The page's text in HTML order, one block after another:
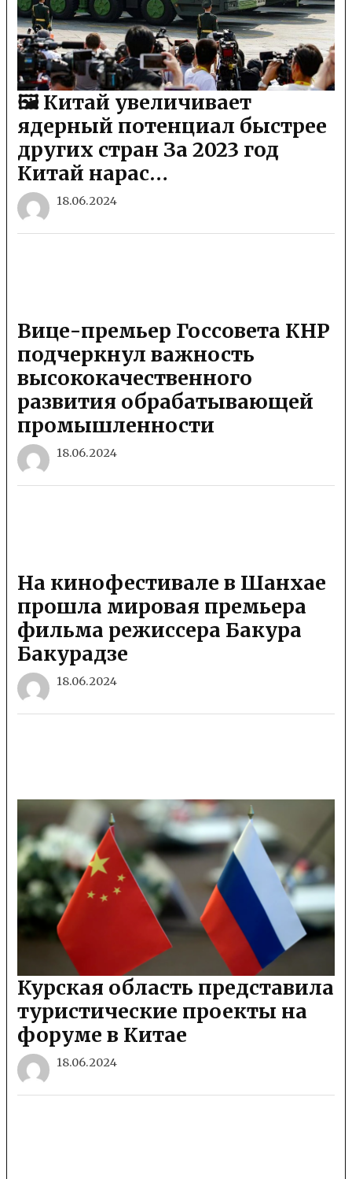
🖼 Китай увеличивает
ядерный потенциал быстрее
других стран За 2023 год
Китай нарас…
18.06.2024
Вице-премьер Госсовета КНР
подчеркнул важность
высококачественного
развития обрабатывающей
промышленности
18.06.2024
На кинофестивале в Шанхае
прошла мировая премьера
фильма режиссера Бакура
Бакурадзе
18.06.2024
Курская область представила
туристические проекты на
форуме в Китае
18.06.2024